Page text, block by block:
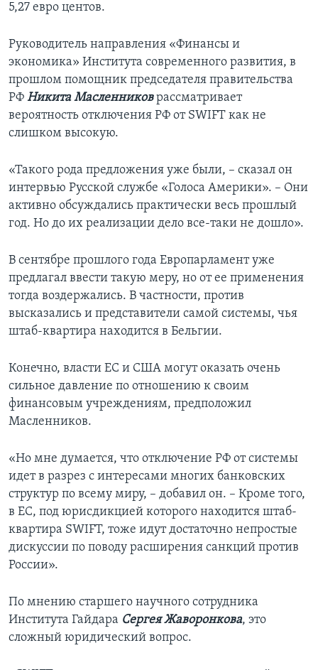
5,27 евро центов.
Руководитель направления «Финансы и
экономика» Института современного развития, в
прошлом помощник председателя правительства
РФ Никита Масленниковрассматривает
вероятность отключения РФ от SWIFT как не
слишком высокую.
«Такого рода предложения уже были, – сказал он
интервью Русской службе «Голоса Америки». – Они
активно обсуждались практически весь прошлый
год. Но до их реализации дело все-таки не дошло».
В сентябре прошлого года Европарламент уже
предлагал ввести такую меру, но от ее применения
тогда воздержались. В частности, против
высказались и представители самой системы, чья
штаб-квартира находится в Бельгии.
Конечно, власти ЕС и США могут оказать очень
сильное давление по отношению к своим
финансовым учреждениям, предположил
Масленников.
«Но мне думается, что отключение РФ от системы
идет в разрез с интересами многих банковских
структур по всему миру, – добавил он. – Кроме того,
в ЕС, под юрисдикцией которого находится штаб-
квартира SWIFT, тоже идут достаточно непростые
дискуссии по поводу расширения санкций против
России».
По мнению старшего научного сотрудника
Института Гайдара Сергея Жаворонкова, это
сложный юридический вопрос.